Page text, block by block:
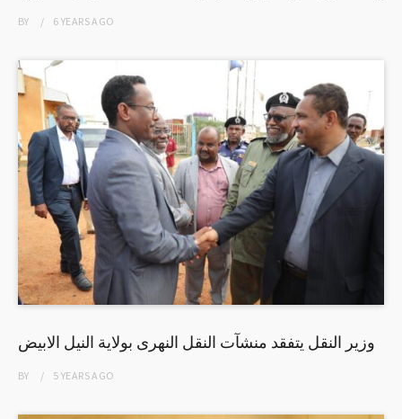
BY 6 YEARSAGO
وزير النقل يتفقد منشآت النقل النهرى بولاية النيل الابيض
BY 5 YEARSAGO